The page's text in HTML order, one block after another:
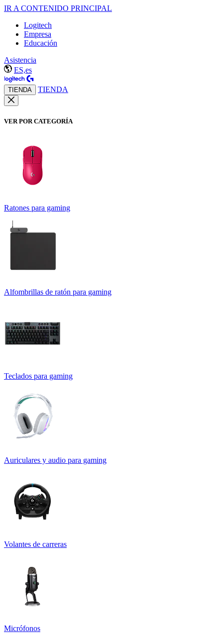
IR A CONTENIDO PRINCIPAL
Logitech
Empresa
Educación
Asistencia
ES,es
TIENDA TIENDA
VER POR CATEGORÍA
Ratones para gaming
Alfombrillas de ratón para gaming
Teclados para gaming
Auriculares y audio para gaming
Volantes de carreras
Micrófonos